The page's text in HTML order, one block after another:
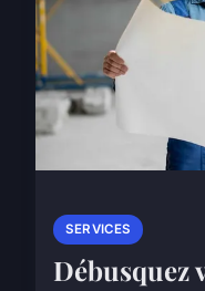
SERVICES
Débusquez